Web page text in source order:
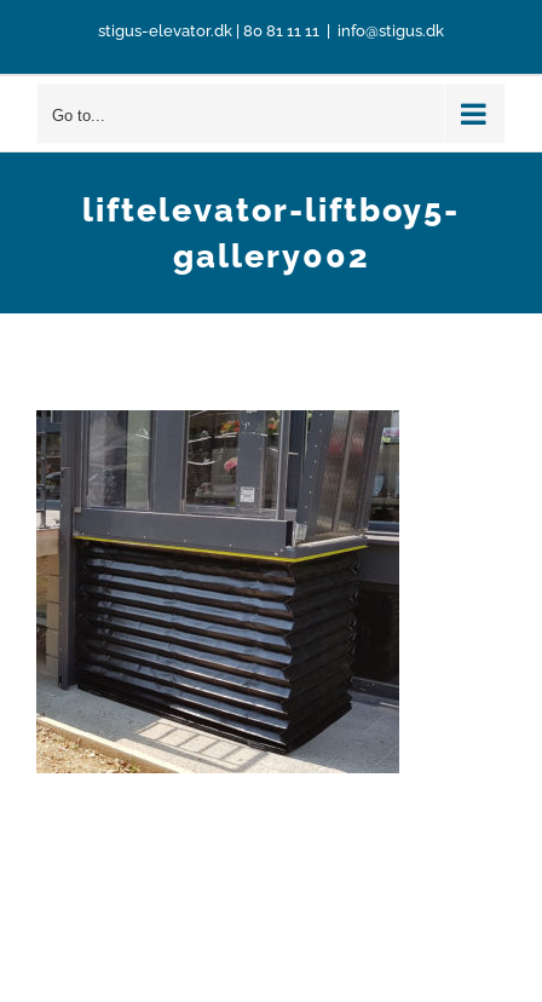
content
stigus-elevator.dk 80 81 11 11 info@stigus.dk
Go to...
liftelevator-liftboy5-
gallery002